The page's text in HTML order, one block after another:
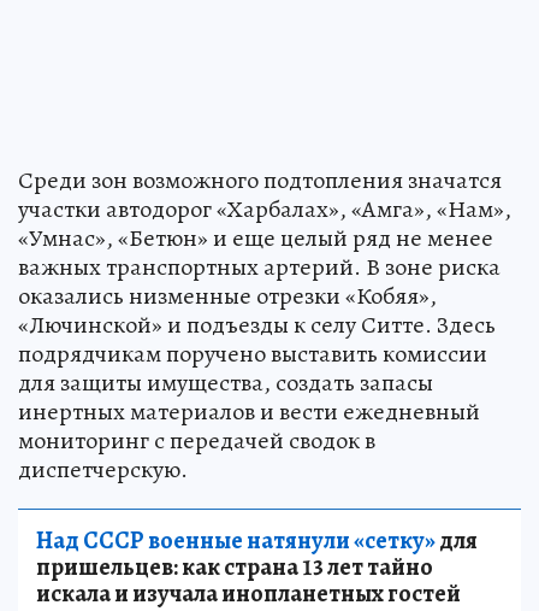
Среди зон возможного подтопления значатся
участки автодорог «Харбалах», «Амга», «Нам»,
«Умнас», «Бетюн» и еще целый ряд не менее
важных транспортных артерий. В зоне риска
оказались низменные отрезки «Кобяя»,
«Лючинской» и подъезды к селу Ситте. Здесь
подрядчикам поручено выставить комиссии
для защиты имущества, создать запасы
инертных материалов и вести ежедневный
мониторинг с передачей сводок в
диспетчерскую.
Над СССР военные натянули «сетку»для
пришельцев: как страна 13 лет тайно
искала и изучала инопланетных гостей